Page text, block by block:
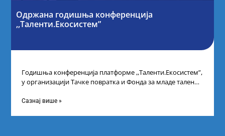
Одржана годишња конференција
,,Таленти.Екосистем”
Годишња конференција платформе ,,Таленти.Екосистем”,
у организацији Тачке повратка и Фонда за младе таленте
Сазнај више »